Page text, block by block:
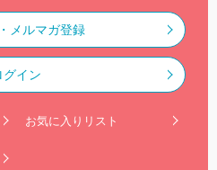
メルマガ登録
グイン
お気に入りリスト